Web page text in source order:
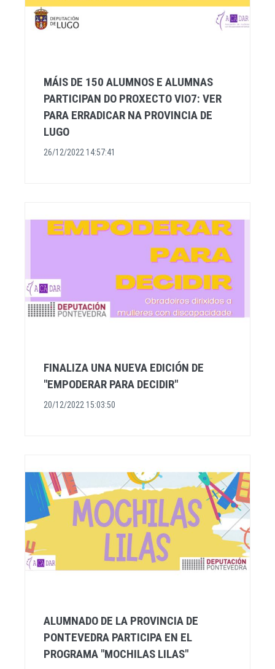
MÁIS DE 150 ALUMNOS E ALUMNAS
PARTICIPAN DO PROXECTO VIO7: VER
PARA ERRADICAR NA PROVINCIA DE
LUGO
26/12/2022 14:57:41
FINALIZA UNA NUEVA EDICIÓN DE
"EMPODERAR PARA DECIDIR"
20/12/2022 15:03:50
ALUMNADO DE LA PROVINCIA DE
PONTEVEDRA PARTICIPA EN EL
PROGRAMA "MOCHILAS LILAS"